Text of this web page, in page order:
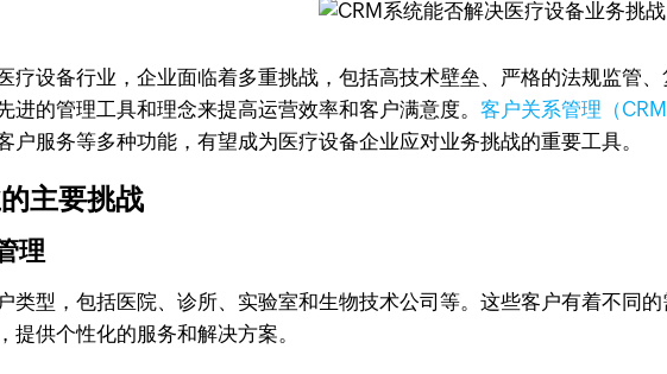
疗设备行业，企业面临着多重挑战，包括高技术壁垒、严格的法规监管
进的管理工具和理念来提高运营效率和客户满意度。客户关系管理（
户服务等多种功能，有望成为医疗设备企业应对业务挑战的重要工具。
主要挑战
理
类型，包括医院、诊所、实验室和生物技术公司等。这些客户有着不同
提供个性化的服务和解决方案。